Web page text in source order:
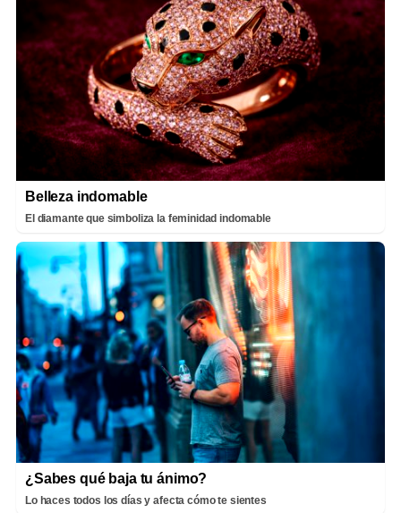
Belleza indomable
El diamante que simboliza la feminidad indomable
¿Sabes qué baja tu ánimo?
Lo haces todos los días y afecta cómo te sientes